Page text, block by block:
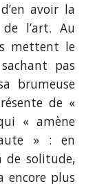
avoir la
de l’art. Au
mettent le
pas
brumeuse
de «
« amène
» : en
de solitude,
encore plus